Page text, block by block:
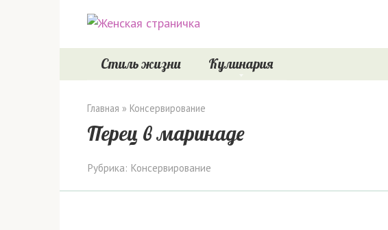
Стиль жизни Кулинария
Главная » Консервирование
Перец в маринаде
Рубрика: Консервирование